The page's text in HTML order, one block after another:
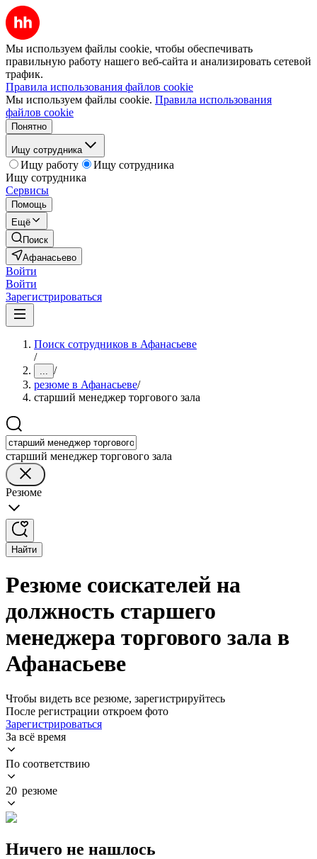
Мы используем файлы cookie, чтобы обеспечивать
правильную работу нашего веб-сайта и анализировать сетевой
трафик.
Правила использования файлов cookie
Мы используем файлы cookie. Правила использования
файлов cookie
Понятно
Ищу сотрудника
Ищу работу
Ищу сотрудника
Ищу сотрудника
Сервисы
Помощь
Ещё
Поиск
Афанасьево
Войти
Войти
Зарегистрироваться
Поиск сотрудников в Афанасьеве
/
... /
резюме в Афанасьеве/
старший менеджер торгового зала
старший менеджер торгового зала
Резюме
Найти
Резюме соискателей на
должность старшего
менеджера торгового зала в
Афанасьеве
Чтобы видеть все резюме, зарегистрируйтесь
После регистрации откроем фото
Зарегистрироваться
За всё время
По соответствию
20 резюме
Ничего не нашлось